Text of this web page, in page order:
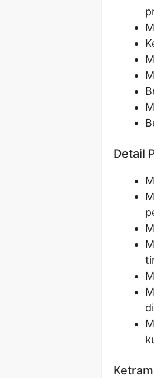
Detail